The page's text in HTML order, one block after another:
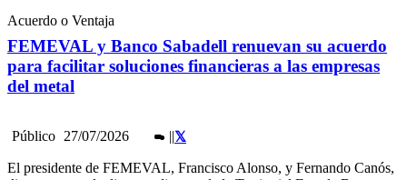
Acuerdo o Ventaja
FEMEVAL y Banco Sabadell renuevan su acuerdo
para facilitar soluciones financieras a las empresas
del metal
Público 27/07/2026 ||
El presidente de FEMEVAL, Francisco Alonso, y Fernando Canós,